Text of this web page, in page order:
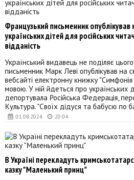
01.08.2024 20:04
Французький письменник опублікував
українських дітей для російських
відданість
Український видавець не поділяє
письменник Марк Леві опублікував на
вебсайті електронну книжку "Симфонія
мовою. У ній йдеться про українських
депортувала Російська Федерація,
Культура. "Своїх дідуся та бабусю по
В Україні перекладуть
казку "Маленький принц"